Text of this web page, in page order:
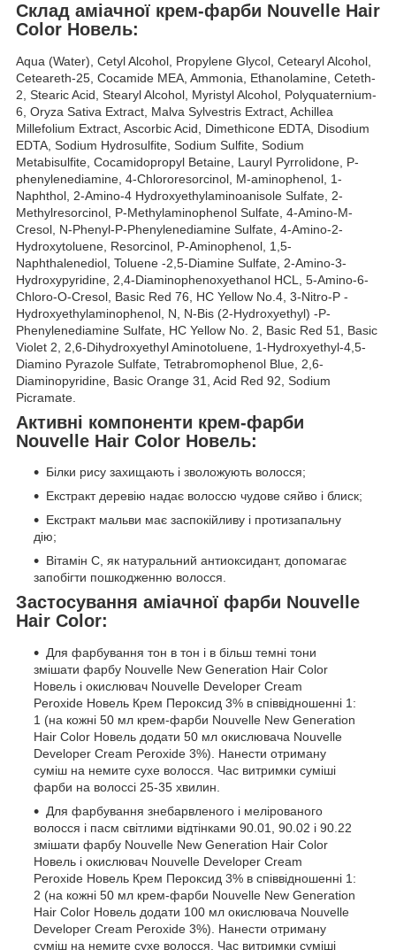
Склад аміачної крем-фарби Nouvelle Hair
Color Новель:
Aqua (Water), Cetyl Alcohol, Propylene Glycol, Cetearyl Alcohol,
Ceteareth-25, Cocamide MEA, Ammonia, Ethanolamine, Ceteth-
2, Stearic Acid, Stearyl Alcohol, Myristyl Alcohol, Polyquaternium-
6, Oryza Sativa Extract, Malva Sylvestris Extract, Achillea
Millefolium Extract, Ascorbic Acid, Dimethicone EDTA, Disodium
EDTA, Sodium Hydrosulfite, Sodium Sulfite, Sodium
Metabisulfite, Cocamidopropyl Betaine, Lauryl Pyrrolidone, P-
phenylenediamine, 4-Chlororesorcinol, M-aminophenol, 1-
Naphthol, 2-Amino-4 Hydroxyethylaminoanisole Sulfate, 2-
Methylresorcinol, P-Methylaminophenol Sulfate, 4-Amino-M-
Cresol, N-Phenyl-P-Phenylenediamine Sulfate, 4-Amino-2-
Hydroxytoluene, Resorcinol, P-Aminophenol, 1,5-
Naphthalenediol, Toluene -2,5-Diamine Sulfate, 2-Amino-3-
Hydroxypyridine, 2,4-Diaminophenoxyethanol HCL, 5-Amino-6-
Chloro-O-Cresol, Basic Red 76, HC Yellow No.4, 3-Nitro-P -
Hydroxyethylaminophenol, N, N-Bis (2-Hydroxyethyl) -P-
Phenylenediamine Sulfate, HC Yellow No. 2, Basic Red 51, Basic
Violet 2, 2,6-Dihydroxyethyl Aminotoluene, 1-Hydroxyethyl-4,5-
Diamino Pyrazole Sulfate, Tetrabromophenol Blue, 2,6-
Diaminopyridine, Basic Orange 31, Acid Red 92, Sodium
Picramate.
Активні компоненти крем-фарби
Nouvelle Hair Color Новель:
Білки рису захищають і зволожують волосся;
Екстракт деревію надає волоссю чудове сяйво і блиск;
Екстракт мальви має заспокійливу і протизапальну
дію;
Вітамін С, як натуральний антиоксидант, допомагає
запобігти пошкодженню волосся.
Застосування аміачної фарби Nouvelle
Hair Color:
Для фарбування тон в тон і в більш темні тони
змішати фарбу Nouvelle New Generation Hair Color
Новель і окислювач Nouvelle Developer Cream
Peroxide Новель Крем Пероксид 3% в співвідношенні 1:
1 (на кожні 50 мл крем-фарби Nouvelle New Generation
Hair Color Новель додати 50 мл окислювача Nouvelle
Developer Cream Peroxide 3%). Нанести отриману
суміш на немите сухе волосся. Час витримки суміші
фарби на волоссі 25-35 хвилин.
Для фарбування знебарвленого і мелірованого
волосся і пасм світлими відтінками 90.01, 90.02 і 90.22
змішати фарбу Nouvelle New Generation Hair Color
Новель і окислювач Nouvelle Developer Cream
Peroxide Новель Крем Пероксид 3% в співвідношенні 1:
2 (на кожні 50 мл крем-фарби Nouvelle New Generation
Hair Color Новель додати 100 мл окислювача Nouvelle
Developer Cream Peroxide 3%). Нанести отриману
суміш на немите сухе волосся. Час витримки суміші